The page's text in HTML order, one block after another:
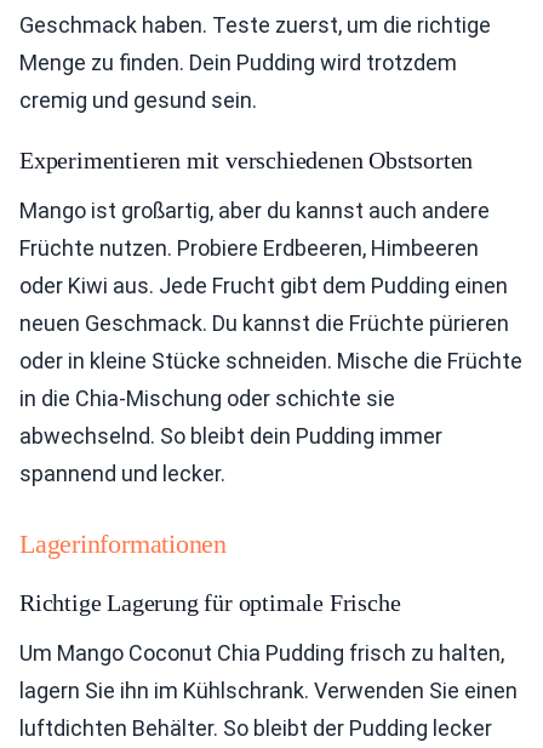
Geschmack haben. Teste zuerst, um die richtige
Menge zu finden. Dein Pudding wird trotzdem
cremig und gesund sein.
Experimentieren mit verschiedenen Obstsorten
Mango ist großartig, aber du kannst auch andere
Früchte nutzen. Probiere Erdbeeren, Himbeeren
oder Kiwi aus. Jede Frucht gibt dem Pudding einen
neuen Geschmack. Du kannst die Früchte pürieren
oder in kleine Stücke schneiden. Mische die Früchte
in die Chia-Mischung oder schichte sie
abwechselnd. So bleibt dein Pudding immer
spannend und lecker.
Lagerinformationen
Richtige Lagerung für optimale Frische
Um Mango Coconut Chia Pudding frisch zu halten,
lagern Sie ihn im Kühlschrank. Verwenden Sie einen
luftdichten Behälter. So bleibt der Pudding lecker